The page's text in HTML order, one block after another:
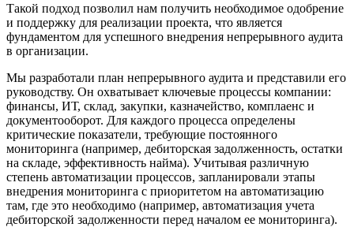
Такой подход позволил нам получить необходимое одобрение
и поддержку для реализации проекта, что является
фундаментом для успешного внедрения непрерывного аудита
в организации.
Мы разработали план непрерывного аудита и представили его
руководству. Он охватывает ключевые процессы компании:
финансы, ИТ, склад, закупки, казначейство, комплаенс и
документооборот. Для каждого процесса определены
критические показатели, требующие постоянного
мониторинга (например, дебиторская задолженность, остатки
на складе, эффективность найма). Учитывая различную
степень автоматизации процессов, запланировали этапы
внедрения мониторинга с приоритетом на автоматизацию
там, где это необходимо (например, автоматизация учета
дебиторской задолженности перед началом ее мониторинга).